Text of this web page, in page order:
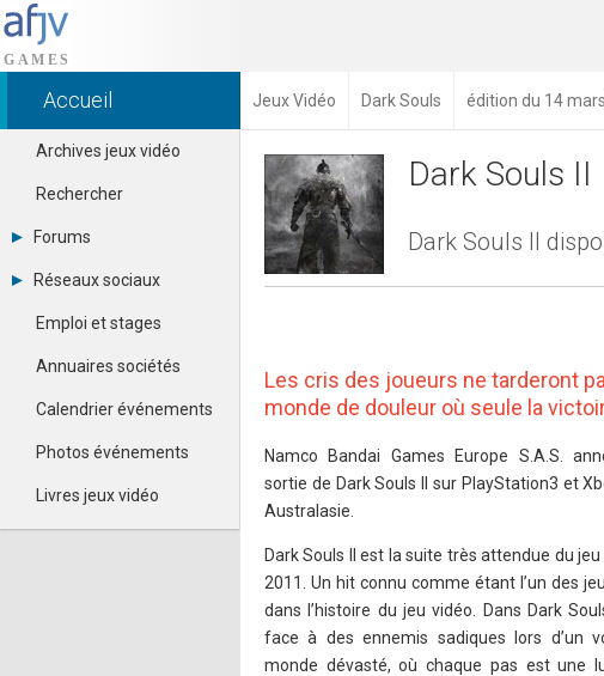
Accueil Jeux Vidéo Dark Souls édition du 14
Archives jeux vidéo
Rechercher
Forums
Tous les forums
Se connecter
Contacter un modérateur
Réseaux sociaux
Dailymotion
Facebook
Google+
Pinterest
Youtube
Emploi et stages
Annuaires sociétés
Calendrier événements
Photos événements
Livres jeux vidéo
Dark Souls II
Dark Souls II
Les cris des joueurs ne tarderont
monde de douleur où seule la
Namco Bandai Games Europe S.A.S.
sortie de Dark Souls II sur PlayStation3 et
Australasie.
Dark Souls II est la suite très attendue du
2011. Un hit connu comme étant l’un des
dans l’histoire du jeu vidéo. Dans Dark
face à des ennemis sadiques lors d’un
monde dévasté, où chaque pas est une